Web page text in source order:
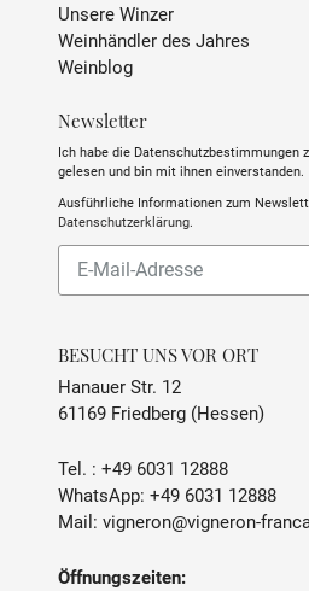
Unsere Winzer
Weinhändler des Jahres
Weinblog
Newsletter
Ich habe die Datenschutzbestimmungen
gelesen und bin mit ihnen einverstanden.
Ausführliche Informationen zum
Datenschutzerklärung.
unsere
BESUCHT UNS VOR ORT
Hanauer Str. 12
61169 Friedberg (Hessen)
Tel. : +49 6031 12888
WhatsApp: +49 6031 12888
Mail: vigneron@vigneron-
Öffnungszeiten: